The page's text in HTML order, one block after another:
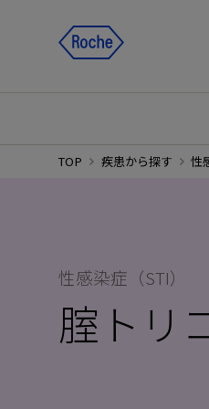
TOP 疾患から探す 性
性感染症（STI）
腟トリ